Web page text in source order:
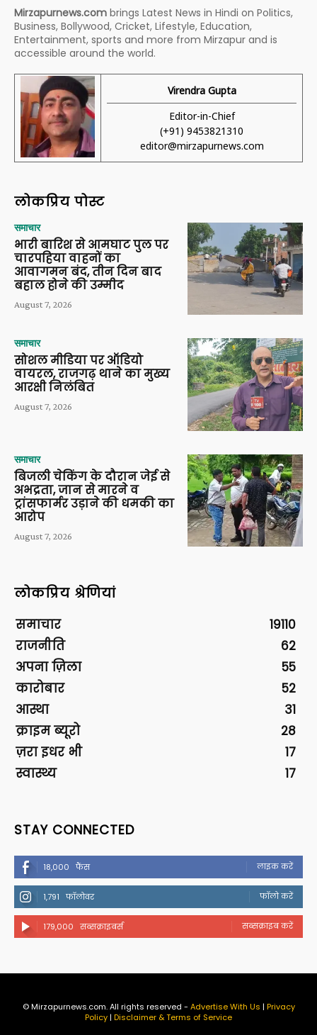
Mirzapurnews.com brings Latest News in Hindi on Politics,
Business, Bollywood, Cricket, Lifestyle, Education,
Entertainment, sports and more from Mirzapur and is
accessible around the world.
Virendra Gupta
Editor-in-Chief
(+91) 9453821310
editor@mirzapurnews.com
लोकप्रिय पोस्ट
समाचार
भारी बारिश से आमघाट पुल पर
चारपहिया वाहनों का
आवागमन बंद, तीन दिन बाद
बहाल होने की उम्मीद
August 7, 2026
समाचार
सोशल मीडिया पर ऑडियो
वायरल, राजगढ़ थाने का मुख्य
आरक्षी निलंबित
August 7, 2026
समाचार
बिजली चेकिंग के दौरान जेई से
अभद्रता, जान से मारने व
ट्रांसफार्मर उड़ाने की धमकी का
आरोप
August 7, 2026
लोकप्रिय श्रेणियां
समाचार
19110
राजनीति
62
अपना ज़िला
55
कारोबार
52
आस्था
31
क्राइम ब्यूरो
28
ज़रा इधर भी
17
स्वास्थ्य
17
STAY CONNECTED
18,000 फैंस लाइक करें
1,791 फॉलोवर फॉलो करें
179,000 सब्सक्राइबर्स सब्सक्राइब करें
© Mirzapurnews.com. All rights reserved - Advertise With Us | Privacy
Policy| Disclaimer & Terms of Service